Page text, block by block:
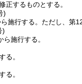
正するものとする。
)
施行する。 ただし、第
)
施行する。
る。
る。